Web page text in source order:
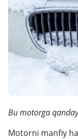
Bu motorga
Motorni manfiy